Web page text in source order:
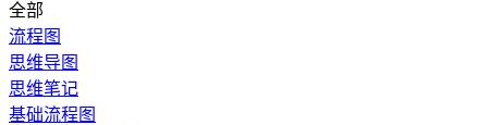
全部
流程图
思维导图
思维笔记
基础流程图